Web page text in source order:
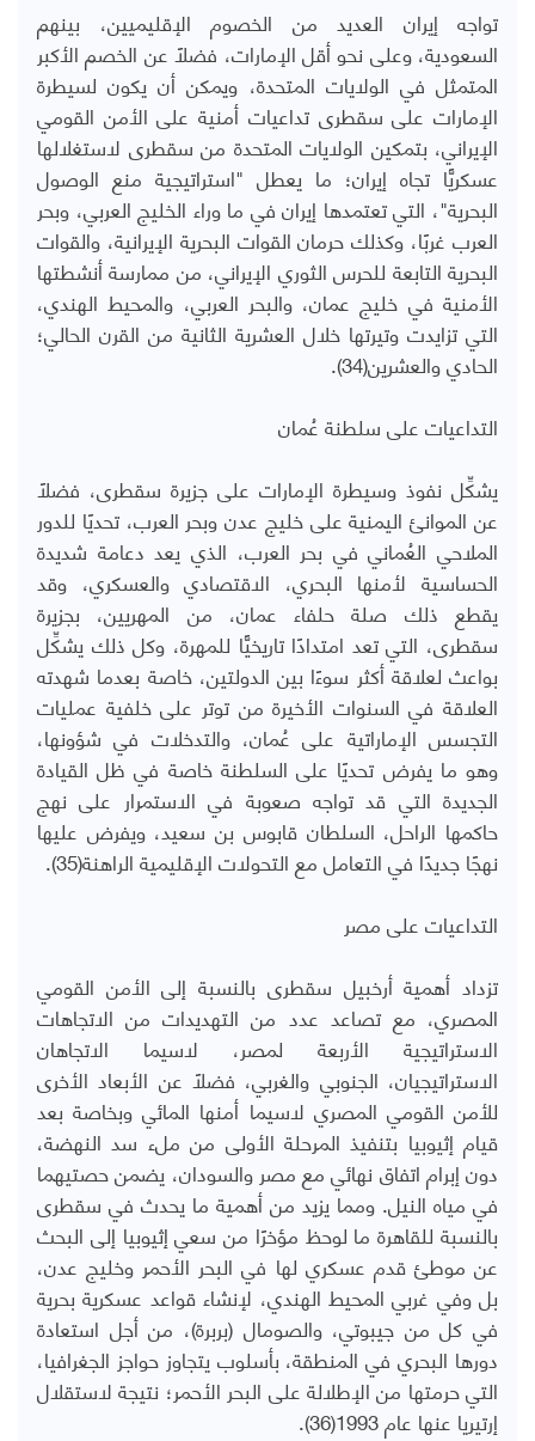
تواجه إيران العديد من الخصوم الإقليميين، بينهم
السعودية، وعلى نحو أقل الإمارات، فضلًا عن الخصم الأكبر
المتمثل في الولايات المتحدة، ويمكن أن يكون لسيطرة
الإمارات على سقطرى تداعيات أمنية على الأمن القومي
الإيراني، بتمكين الولايات المتحدة من سقطرى لاستغلالها
عسكريًّا تجاه إيران؛ ما يعطل "استراتيجية منع الوصول
البحرية"، التي تعتمدها إيران في ما وراء الخليج العربي، وبحر
العرب غربًا، وكذلك حرمان القوات البحرية الإيرانية، والقوات
البحرية التابعة للحرس الثوري الإيراني، من ممارسة أنشطتها
الأمنية في خليج عمان، والبحر العربي، والمحيط الهندي،
التي تزايدت وتيرتها خلال العشرية الثانية من القرن الحالي؛
الحادي والعشرين(34).
التداعيات على سلطنة عُمان
يشكِّل نفوذ وسيطرة الإمارات على جزيرة سقطرى، فضلًا
عن الموانئ اليمنية على خليج عدن وبحر العرب، تحديًا للدور
الملاحي العُماني في بحر العرب، الذي يعد دعامة شديدة
الحساسية لأمنها البحري، الاقتصادي والعسكري، وقد
يقطع ذلك صلة حلفاء عمان، من المهريين، بجزيرة
سقطرى، التي تعد امتدادًا تاريخيًّا للمهرة، وكل ذلك يشكِّل
بواعث لعلاقة أكثر سوءًا بين الدولتين، خاصة بعدما شهدته
العلاقة في السنوات الأخيرة من توتر على خلفية عمليات
التجسس الإماراتية على عُمان، والتدخلات في شؤونها،
وهو ما يفرض تحديًا على السلطنة خاصة في ظل القيادة
الجديدة التي قد تواجه صعوبة في الاستمرار على نهج
حاكمها الراحل، السلطان قابوس بن سعيد، ويفرض عليها
نهجًا جديدًا في التعامل مع التحولات الإقليمية الراهنة(35).
التداعيات على مصر
تزداد أهمية أرخبيل سقطرى بالنسبة إلى الأمن القومي
المصري، مع تصاعد عدد من التهديدات من الاتجاهات
الاستراتيجية الأربعة لمصر، لاسيما الاتجاهان
الاستراتيجيان، الجنوبي والغربي، فضلًا عن الأبعاد الأخرى
للأمن القومي المصري لاسيما أمنها المائي وبخاصة بعد
قيام إثيوبيا بتنفيذ المرحلة الأولى من ملء سد النهضة،
دون إبرام اتفاق نهائي مع مصر والسودان، يضمن حصتيهما
في مياه النيل. ومما يزيد من أهمية ما يحدث في سقطرى
بالنسبة للقاهرة ما لوحظ مؤخرًا من سعي إثيوبيا إلى البحث
عن موطئ قدم عسكري لها في البحر الأحمر وخليج عدن،
بل وفي غربي المحيط الهندي، لإنشاء قواعد عسكرية بحرية
في كل من جيبوتي، والصومال (بربرة)، من أجل استعادة
دورها البحري في المنطقة، بأسلوب يتجاوز حواجز الجغرافيا،
التي حرمتها من الإطلالة على البحر الأحمر؛ نتيجة لاستقلال
إرتيريا عنها عام 1993(36).